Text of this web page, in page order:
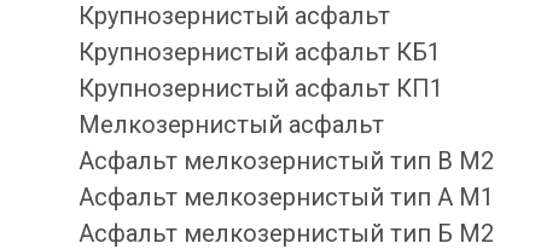
Крупнозернистый асфальт
Крупнозернистый асфальт КБ1
Крупнозернистый асфальт КП1
Мелкозернистый асфальт
Асфальт мелкозернистый тип B М2
Асфальт мелкозернистый тип А М1
Асфальт мелкозернистый тип Б М2